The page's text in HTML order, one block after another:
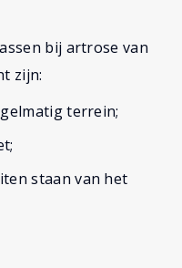
bij artrose van
zijn:
terrein;
staan van het